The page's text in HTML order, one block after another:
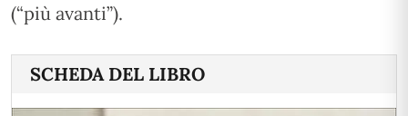
(“più avanti”).
SCHEDA DEL LIBRO